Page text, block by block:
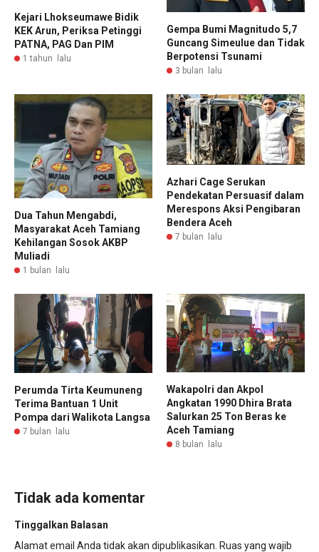
Kejari Lhokseumawe Bidik
KEK Arun, Periksa Petinggi
PATNA, PAG Dan PIM
1 tahun lalu
Gempa Bumi Magnitudo 5,7
Guncang Simeulue dan Tidak
Berpotensi Tsunami
3 bulan lalu
Dua Tahun Mengabdi,
Masyarakat Aceh Tamiang
Kehilangan Sosok AKBP
Muliadi
1 bulan lalu
Azhari Cage Serukan
Pendekatan Persuasif dalam
Merespons Aksi Pengibaran
Bendera Aceh
7 bulan lalu
Perumda Tirta Keumuneng
Terima Bantuan 1 Unit
Pompa dari Walikota Langsa
7 bulan lalu
Wakapolri dan Akpol
Angkatan 1990 Dhira Brata
Salurkan 25 Ton Beras ke
Aceh Tamiang
8 bulan lalu
Tidak ada komentar
Tinggalkan Balasan
Alamat email Anda tidak akan dipublikasikan. Ruas yang wajib